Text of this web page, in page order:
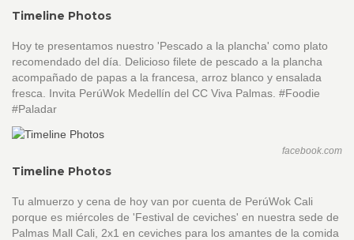
Timeline Photos
Hoy te presentamos nuestro 'Pescado a la plancha' como plato
recomendado del día. Delicioso filete de pescado a la plancha
acompañado de papas a la francesa, arroz blanco y ensalada
fresca. Invita PerúWok Medellín del CC Viva Palmas. #Foodie
#Paladar
facebook.com
Timeline Photos
Tu almuerzo y cena de hoy van por cuenta de PerúWok Cali
porque es miércoles de 'Festival de ceviches' en nuestra sede de
Palmas Mall Cali, 2x1 en ceviches para los amantes de la comida